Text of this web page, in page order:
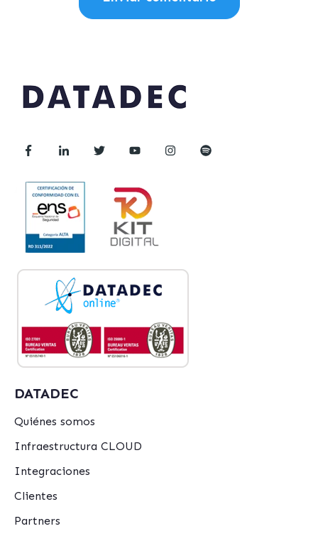
DATADEC
Quiénes somos
Infraestructura CLOUD
Integraciones
Clientes
Partners